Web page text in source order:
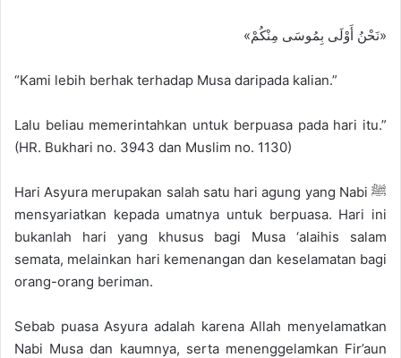
«نَحْنُ أَوْلَى بِمُوسَى مِنْكُمْ»
“Kami lebih berhak terhadap Musa daripada kalian.”
Lalu beliau memerintahkan untuk berpuasa pada hari itu.”
(HR. Bukhari no. 3943 dan Muslim no. 1130)
Hari Asyura merupakan salah satu hari agung yang Nabi ﷺ
mensyariatkan kepada umatnya untuk berpuasa. Hari ini
bukanlah hari yang khusus bagi Musa ‘alaihis salam
semata, melainkan hari kemenangan dan keselamatan bagi
orang-orang beriman.
Sebab puasa Asyura adalah karena Allah menyelamatkan
Nabi Musa dan kaumnya, serta menenggelamkan Fir’aun